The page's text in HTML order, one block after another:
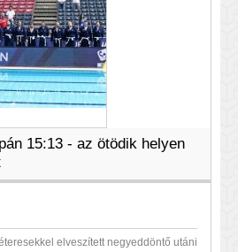
15:13 - az ötödik helyen
elveszített negyeddöntő utáni